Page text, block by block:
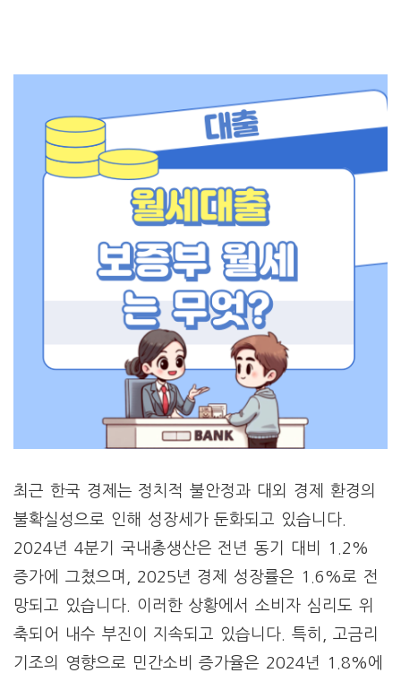
최근 한국 경제는 정치적 불안정과 대외 경제 환경의
불확실성으로 인해 성장세가 둔화되고 있습니다.
2024년 4분기 국내총생산은 전년 동기 대비 1.2%
증가에 그쳤으며, 2025년 경제 성장률은 1.6%로 전
망되고 있습니다. 이러한 상황에서 소비자 심리도 위
축되어 내수 부진이 지속되고 있습니다. 특히, 고금리
기조의 영향으로 민간소비 증가율은 2024년 1.8%에